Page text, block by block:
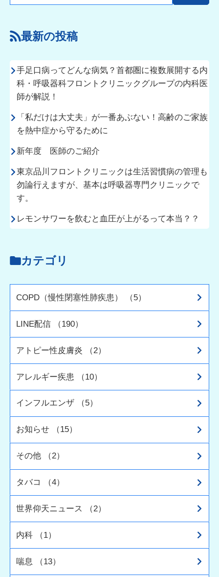
最新の投稿
手足口病ってどんな病気？首都圏に複数展開する内
科・呼吸器科フロントクリニックグループの内科医
師が解説！
「私だけは大丈夫」が一番あぶない！高齢のご家族
を熱中症から守るために
新年度 医師のご紹介
東京品川フロントクリニックは生活習慣病の管理も
勿論行えますが、基本は呼吸器専門クリニックで
す。
レモンサワーを飲むと血圧が上がるって本当？？
カテゴリ
COPD（慢性閉塞性肺疾患） （5）
LINE配信 （190）
アトピー性皮膚炎 （2）
アレルギー疾患 （10）
インフルエンザ （5）
お知らせ （15）
その他 （2）
タバコ （4）
世界仰天ニュース （2）
内科 （1）
喘息 （13）